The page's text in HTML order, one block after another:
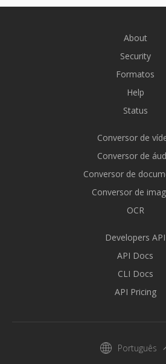
About
Security
Formatos
Help
Status
Conversor de
Conversor de
Conversor de
Conversor de
OCR
Developers API
API Docs
CLI Docs
API Pricing
Português